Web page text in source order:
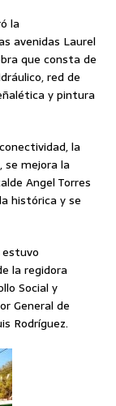
la
avenidas Laurel
que consta de
red de
y pintura
la
se mejora la
Angel Torres
histórica y se
estuvo
la regidora
Social y
General de
Rodríguez.